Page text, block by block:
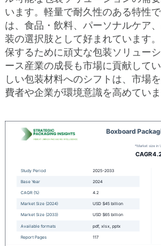
います。軽量で耐久性のある特性
は、食品・飲料、パーソナルケア
装の選択肢として好まれています
保するために頑丈な包装ソリュー
ース産業の成長も市場に貢献して
しい包装材料へのシフトは、市場
費者や企業が環境意識を高めていま